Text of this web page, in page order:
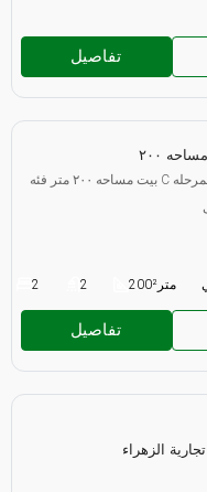
تفاصيل
٢٠٠
بيت مساحه ٢٠٠ متر فئه C في المرحله
2 2 200 متر²
تفاصيل
تجارية الزهراء